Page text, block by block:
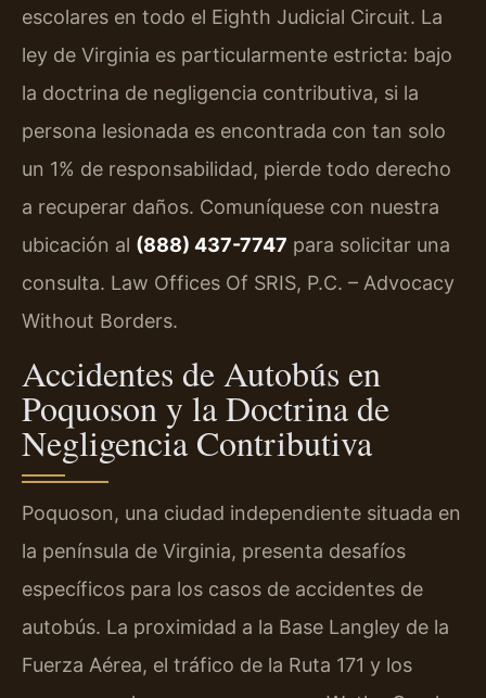
escolares en todo el Eighth Judicial Circuit. La
ley de Virginia es particularmente estricta: bajo
la doctrina de negligencia contributiva, si la
persona lesionada es encontrada con tan solo
un 1% de responsabilidad, pierde todo derecho
a recuperar daños. Comuníquese con nuestra
ubicación al (888) 437-7747 para solicitar una
consulta. Law Offices Of SRIS, P.C. – Advocacy
Without Borders.
Accidentes de Autobús en
Poquoson y la Doctrina de
Negligencia Contributiva
Poquoson, una ciudad independiente situada en
la península de Virginia, presenta desafíos
específicos para los casos de accidentes de
autobús. La proximidad a la Base Langley de la
Fuerza Aérea, el tráfico de la Ruta 171 y los